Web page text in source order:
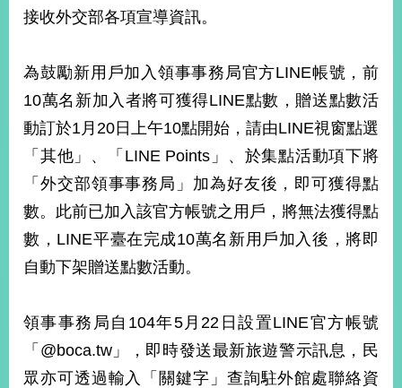
頁
站
覽
關
本
部
新
聞
心
外
交
資
訊
國
家
地
接收外交部各項宣導資訊。
為鼓勵新用戶加入領事事務局官方LINE帳號，前
10萬名新加入者將可獲得LINE點數，贈送點數活
動訂於1月20日上午10點開始，請由LINE視窗點選
「其他」、「LINE Points」、於集點活動項下將
「外交部領事事務局」加為好友後，即可獲得點
數。此前已加入該官方帳號之用戶，將無法獲得點
數，LINE平臺在完成10萬名新用戶加入後，將即
自動下架贈送點數活動。
領事事務局自104年5月22日設置LINE官方帳號
「@boca.tw」，即時發送最新旅遊警示訊息，民
眾亦可透過輸入「關鍵字」查詢駐外館處聯絡資